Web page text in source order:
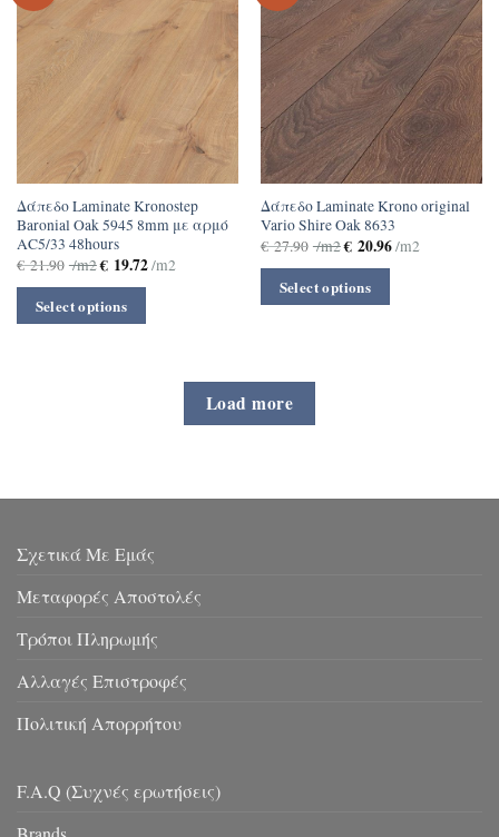
Δάπεδο Laminate Kronostep
Baronial Oak 5945 8mm με αρμό
ΑC5/33 48hours
€21.90 /m2€19.72/m2
Select options
Δάπεδο Laminate Krono original
Vario Shire Oak 8633
€27.90 /m2€20.96/m2
Select options
Load more
Σχετικά Με Εμάς
Μεταφορές Αποστολές
Τρόποι Πληρωμής
Αλλαγές Επιστροφές
Πολιτική Απορρήτου
F.A.Q (Συχνές ερωτήσεις)